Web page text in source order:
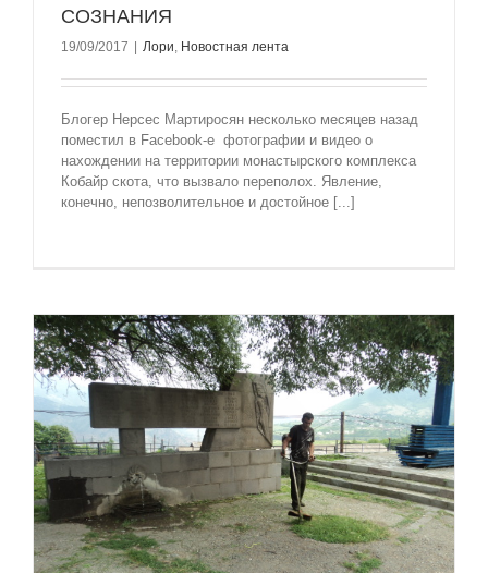
СОЗНАНИЯ
19/09/2017 Лори, Новостная лента
Блогер Нерсес Мартиросян несколько месяцев назад
поместил в Facebook-е фотографии и видео о
нахождении на территории монастырского комплекса
Кобайр скота, что вызвало переполох. Явление,
конечно, непозволительное и достойное [...]